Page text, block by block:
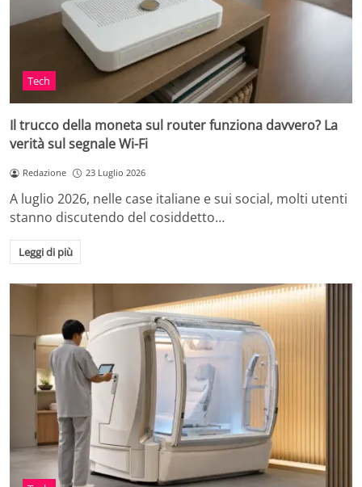
Tech
Il trucco della moneta sul router funziona davvero? La
verità sul segnale Wi-Fi
Redazione 23 Luglio 2026
A luglio 2026, nelle case italiane e sui social, molti utenti
stanno discutendo del cosiddetto…
Leggi di più